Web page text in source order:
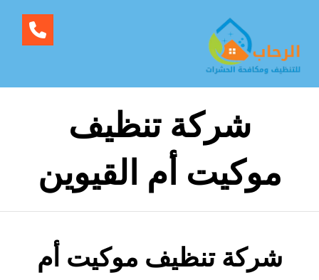
شركة تنظيف
موكيت أم القيوين
شركة تنظيف موكيت أم